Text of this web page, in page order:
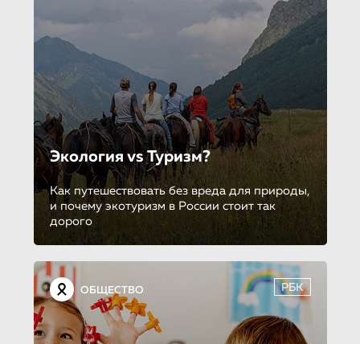
Экология vs Туризм?
Как путешествовать без вреда для природы,
и почему экотуризм в России стоит так
дорого
ОБЩЕСТВО РБК